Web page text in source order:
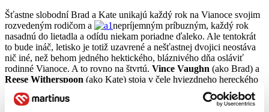
Šťastne slobodní Brad a Kate unikajú každý rok na Vianoce svojim
rozvedeným rodičom a
nepríjemným príbuzným, každý rok
nasadnú do lietadla a odídu niekam poriadne ďaleko. Ale tentokrát
to bude ináč, letisko je totiž uzavrené a nešťastnej dvojici neostáva
nič iné, než behom jedného hektického, bláznivého dňa osláviť
rodinné Vianoce. A to rovno na štvrtú. Vince Vaughn (ako Brad) a
Reese Witherspoon (ako Kate) stoja v čele hviezdneho hereckého
obsadenia komédie, pri ktorej si užijeme ten pravý vianočný chaos.
Dokáže vzťah Brada a Kate prežiť
na štvrtú?